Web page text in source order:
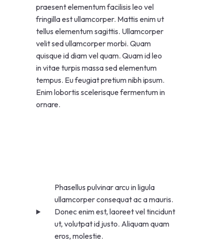
praesent elementum facilisis leo vel
fringilla est ullamcorper. Mattis enim ut
tellus elementum sagittis. Ullamcorper
velit sed ullamcorper morbi. Quam
quisque id diam vel quam. Quam id leo
in vitae turpis massa sed elementum
tempus. Eu feugiat pretium nibh ipsum.
Enim lobortis scelerisque fermentum in
ornare.
Phasellus pulvinar arcu in ligula
ullamcorper consequat ac a mauris.
Donec enim est, laoreet vel tincidunt
ut, volutpat id justo. Aliquam quam
eros, molestie.